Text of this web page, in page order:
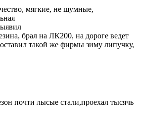
мягкие, не шумные,
брал на ЛК200, на дороге ведет
такой же фирмы зиму липучку,
почти лысые стали,проехал тысячь